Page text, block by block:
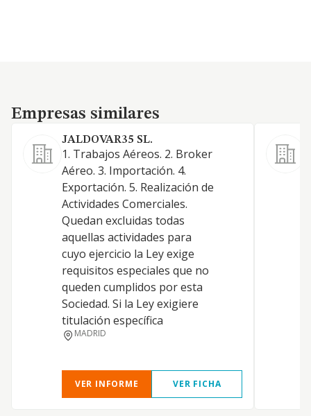
Empresas similares
Empresas similares
JALDOVAR35 SL.
1. Trabajos Aéreos. 2. Broker
Aéreo. 3. Importación. 4.
Exportación. 5. Realización de
Actividades Comerciales.
Quedan excluidas todas
aquellas actividades para
cuyo ejercicio la Ley exige
requisitos especiales que no
queden cumplidos por esta
Sociedad. Si la Ley exigiere
titulación específica
MADRID
VER INFORME VER FICHA